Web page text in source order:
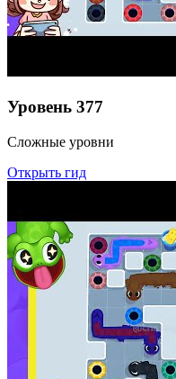
Уровень 377
Сложные уровни
Открыть гид